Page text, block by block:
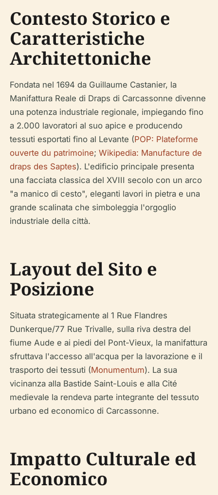
Contesto Storico e
Caratteristiche
Architettoniche
Fondata nel 1694 da Guillaume Castanier, la
Manifattura Reale di Draps di Carcassonne divenne
una potenza industriale regionale, impiegando fino
a 2.000 lavoratori al suo apice e producendo
tessuti esportati fino al Levante (POP: Plateforme
ouverte du patrimoine; Wikipedia: Manufacture de
draps des Saptes). L'edificio principale presenta
una facciata classica del XVIII secolo con un arco
"a manico di cesto", eleganti lavori in pietra e una
grande scalinata che simboleggia l'orgoglio
industriale della città.
Layout del Sito e
Posizione
Situata strategicamente al 1 Rue Flandres
Dunkerque/77 Rue Trivalle, sulla riva destra del
fiume Aude e ai piedi del Pont-Vieux, la manifattura
sfruttava l'accesso all'acqua per la lavorazione e il
trasporto dei tessuti (Monumentum). La sua
vicinanza alla Bastide Saint-Louis e alla Cité
medievale la rendeva parte integrante del tessuto
urbano ed economico di Carcassonne.
Impatto Culturale ed
Economico